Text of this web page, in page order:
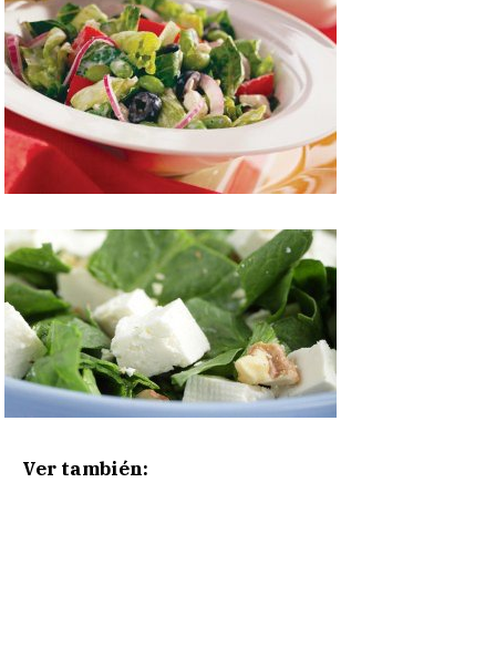
Ver también: